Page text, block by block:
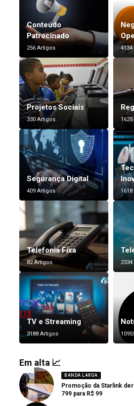
Conteúdo
Patrocinado
256 Artigos
Projetos Sociais
330 Artigos
Segurança Digital
409 Artigos
Telefonia Fixa
82 Artigos
TV e Streaming
3188 Artigos
Em alta 📈
BANDA LARGA
Promoção da Starlink
799 para R$ 99